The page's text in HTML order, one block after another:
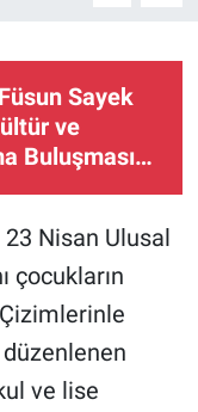
Sayek
ve
Buluşması…
23 Nisan Ulusal
çocukların
ve lise